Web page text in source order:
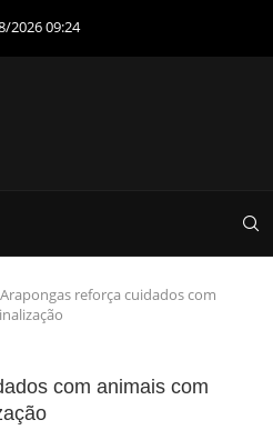
2026 09:24
Arapongas reforça cuidados com
com animais com